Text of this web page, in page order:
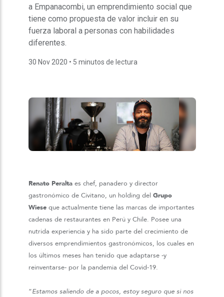
a Empanacombi, un emprendimiento social que
tiene como propuesta de valor incluir en su
fuerza laboral a personas con habilidades
diferentes.
30 Nov 2020 • 5 minutos de lectura
Renato Peralta es chef, panadero y director
gastronómico de Civitano, un holding del Grupo
Wieseque actualmente tiene las marcas de importantes
cadenas de restaurantes en Perú y Chile. Posee una
nutrida experiencia y ha sido parte del crecimiento de
diversos emprendimientos gastronómicos, los cuales en
los últimos meses han tenido que adaptarse -y
reinventarse- por la pandemia del Covid-19.
“Estamos saliendo de a pocos, estoy seguro que si nos